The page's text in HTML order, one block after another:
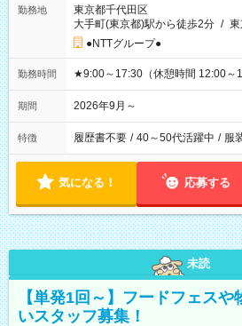
勤務地
東京都千代田区
大手町(東京都)駅から徒歩2分 /
●NTTグループ●
勤務時間 ★9:00～17:30（休憩時間 12:00～
期間 2026年9月～
特徴 履歴書不要 / 40～50代活躍中 / 服
気になる！ 応募する
未読
【単発1回～】フードフェス
いスタッフ募集！